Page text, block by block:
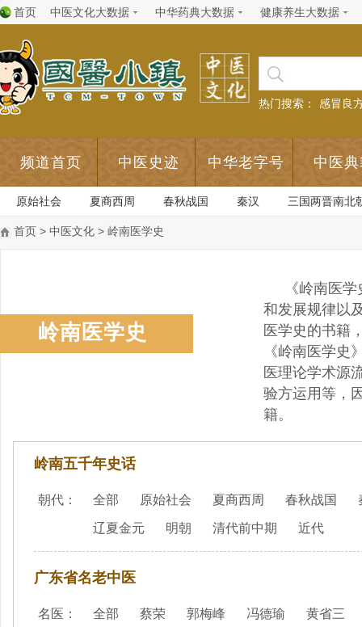
首页 中医文化大数据 中华药典大数据 健康养生大数据
热门搜索： 感冒良
频道首页 中医史迹 中华老字号 中医
原始社会 夏商西周 春秋战国 秦汉 三国两晋南北
首页 > 中医文化 > 岭南医学史
岭南医学史
《岭南医
和发展规律以
医学史的书籍
《岭南医学史
医理论学术源
验方运用等，
籍。
岭南五千年史话
朝代： 全部 原始社会 夏商西周 春秋战国
辽夏金元 明朝 清代前中期 近代
广东省名老中医
名医： 全部 蔡荣 郭梅峰 冯德瑜 黄省三